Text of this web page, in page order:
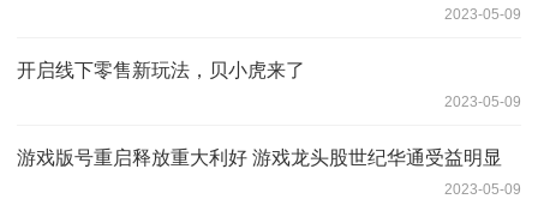
2023-05-09
开启线下零售新玩法，贝小虎来了
2023-05-09
游戏版号重启释放重大利好 游戏龙头股世纪华通受益明显
2023-05-09